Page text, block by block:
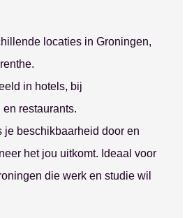
locaties in Groningen,
in hotels, bij
restaurants.
je beschikbaarheid door en
het jou uitkomt. Ideaal voor
die werk en studie wil